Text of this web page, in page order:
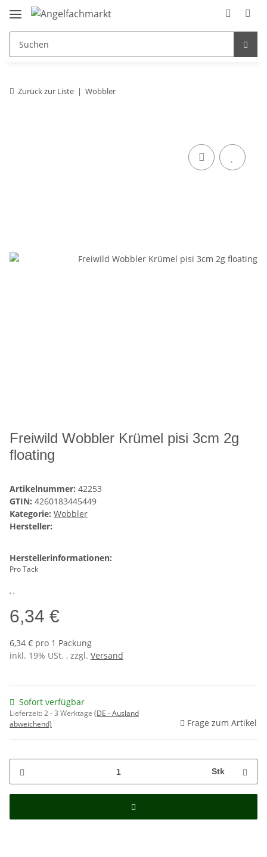
Zurück zur Liste Wobbler
Freiwild Wobbler Krümel pisi 3cm 2g
floating
Artikelnummer: 42253
GTIN: 4260183445449
Kategorie: Wobbler
Hersteller:
Herstellerinformationen:
Pro Tack
, ,
6,34 €
6,34 € pro 1 Packung
inkl. 19% USt. , zzgl. Versand
Sofort verfügbar
Lieferzeit:2 - 3 Werktage (DE - Ausland
abweichend)
Frage zum Artikel
Stk